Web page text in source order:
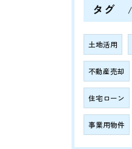
タグ
土地活用
不動産売却
住宅ローン
事業用物件